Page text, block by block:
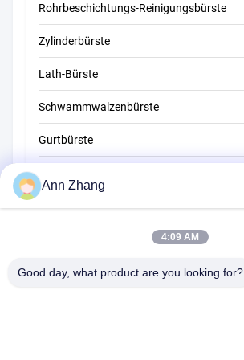
Strohreinigungsbürste
Rohrbeschichtungs-Reinigungsbürste
Zylinderbürste
Lath-Bürste
Schwammwalzenbürste
Gurtbürste
Kehrerpinsel
Wire End Brush
Ann Zhang
4:09 AM
Good day, what product are you looking for?